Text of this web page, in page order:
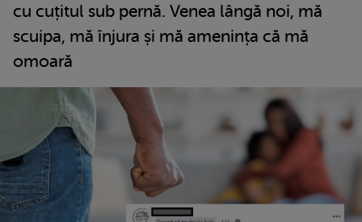
cu cuțitul sub pernă. Venea lângă noi, mă
scuipa, mă înjura și mă amenința că mă
omoară